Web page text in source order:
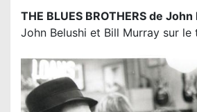
THE BLUES BROTHERS de
John Belushi et Bill Murray sur le